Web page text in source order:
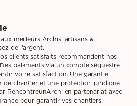
meilleurs Archis, artisans &
de l'argent.
clients satisfaits recommandent nos
paiements via un compte séquestre
votre satisfaction. Une garantie
de chantier et une protection juridique
RencontreunArchi en partenariat avec
pour garantir vos chantiers.